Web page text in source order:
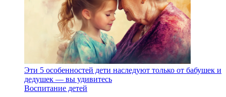
Эти 5 особенностей дети наследуют только от бабушек и
дедушек — вы удивитесь
Воспитание детей